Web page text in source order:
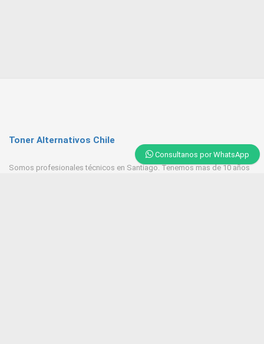
Consultanos por WhatsApp
Toner Alternativos Chile
Somos profesionales técnicos en Santiago. Tenemos mas de 10 años